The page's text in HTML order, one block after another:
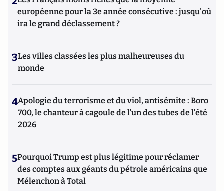
européenne pour la 3e année consécutive : jusqu'où
ira le grand déclassement ?
3Les villes classées les plus malheureuses du
monde
4Apologie du terrorisme et du viol, antisémite : Boro
700, le chanteur à cagoule de l’un des tubes de l’été
2026
5Pourquoi Trump est plus légitime pour réclamer
des comptes aux géants du pétrole américains que
Mélenchon à Total